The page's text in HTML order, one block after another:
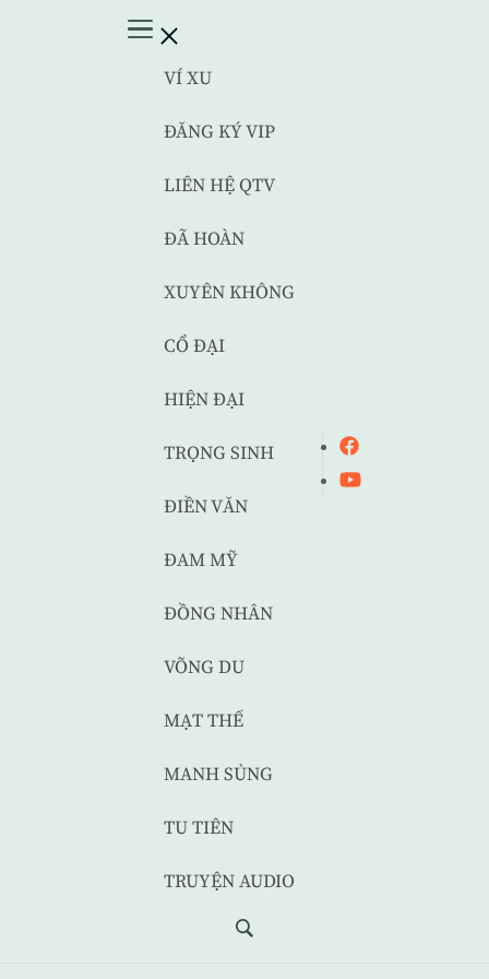
VÍ XU
ĐĂNG KÝ VIP
LIÊN HỆ QTV
ĐÃ HOÀN
XUYÊN KHÔNG
CỔ ĐẠI
HIỆN ĐẠI
TRỌNG SINH
ĐIỀN VĂN
ĐAM MỸ
ĐỒNG NHÂN
VÕNG DU
MẠT THẾ
MANH SỦNG
TU TIÊN
TRUYỆN AUDIO